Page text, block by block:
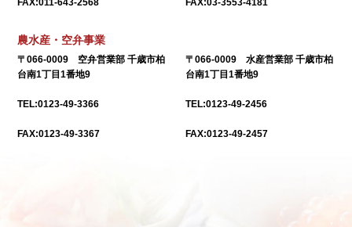
FAX:011-643-2568 FAX:03-3553-4181
農水産・空弁事業
〒066-0009 空弁営業部 千歳市柏
台南1丁目1番地9
TEL:0123-49-3366
FAX:0123-49-3367
〒066-0009 水産営業部 千歳市柏
台南1丁目1番地9
TEL:0123-49-2456
FAX:0123-49-2457